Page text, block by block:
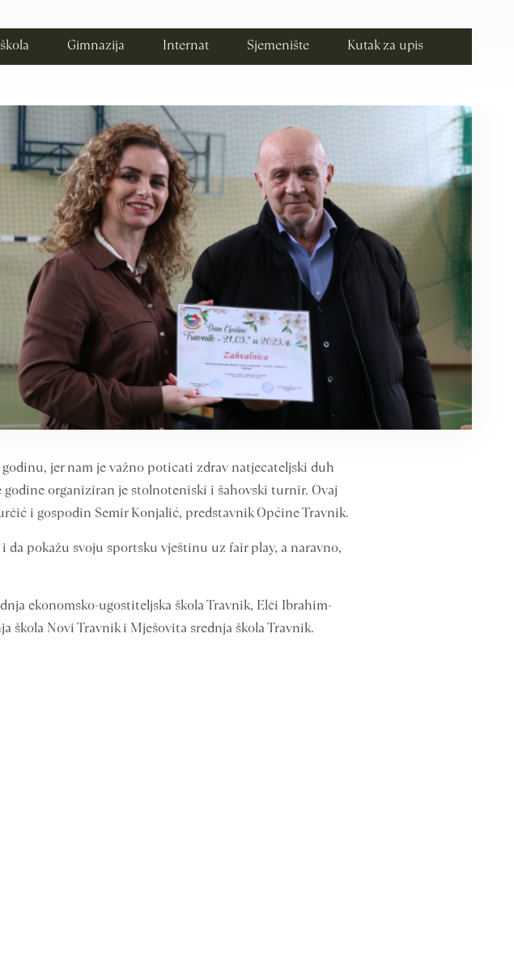
Gimnazija Internat Sjemenište Kutak za upis
jer nam je važno poticati zdrav natjecateljski duh
organiziran je stolnoteniski i šahovski turnir. Ovaj
i gospodin Semir Konjalić, predstavnik Općine Travnik.
pokažu svoju sportsku vještinu uz fair play, a naravno,
ekonomsko-ugostiteljska škola Travnik, Elči Ibrahim-
škola Novi Travnik i Mješovita srednja škola Travnik.